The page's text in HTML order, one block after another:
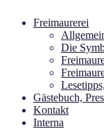
Freimaurerei
Die
Gästebuch,
Kontakt
Interna